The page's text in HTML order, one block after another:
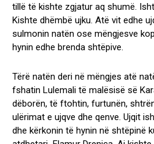
tillë të kishte zgjatur aq shumë.
Kishte dhëmbë ujku. Atë vit edhe
sulmonin natën ose mëngjesve
hynin edhe brenda shtëpive.
Tërë natën deri në mëngjes atë
fshatin Lulemali të malësisë së
dëborën, të ftohtin, furtunën,
ulërimat e ujqve dhe qenve. Ujqit
dhe kërkonin të hynin në shtëpinë